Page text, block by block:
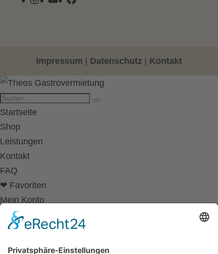
Impressum Datenschutz Kontakt
Startseite
Shop
Leistungen
Kontakt
FAQ
❤ Favoriten
Mein Konto